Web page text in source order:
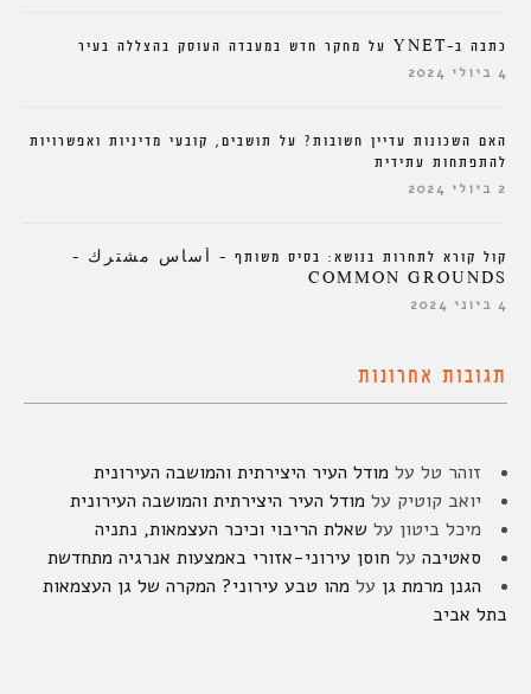
כתבה ב-YNET על מחקר חדש במעבדה העוסק בהצללה בעיר
4 ביולי 2024
האם השכונות עדיין חשובות? על תושבים, קובעי מדיניות ואפשרויות
להתפתחות עתידית
2 ביולי 2024
קול קורא לתחרות בנושא: בסיס משותף – أساس مشترك –
COMMON GROUNDS
4 ביוני 2024
תגובות אחרונות
זוהר טל על מודל העיר היצירתית והמושבה העירונית
יואב קוטיק על מודל העיר היצירתית והמושבה העירונית
מיכל ביטון על שאלת הריבוי וכיכר העצמאות, נתניה
סאטיבה על חוסן עירוני-אזורי באמצעות אנרגיה מתחדשת
הגנן מרמת גן על מהו טבע עירוני? המקרה של גן העצמאות
בתל אביב